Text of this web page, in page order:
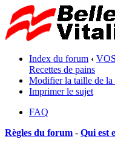
Index du forum ‹
Recettes de pains
Modifier la taille de la
Imprimer le sujet
FAQ
Règles du forum - Qui est